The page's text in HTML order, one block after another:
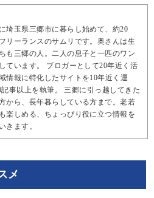
埼玉県三郷市に暮らし始めて、約20
リーランスのサムリです。奥さんは生
も三郷の人。二人の息子と一匹のワン
ています。 ブロガーとして20年近く活
情報に特化したサイトを10年近く運
記事以上を執筆。 三郷に引っ越してきた
から、長年暮らしている方まで。老若
楽しめる、ちょっぴり役に立つ情報を
きます。
メ